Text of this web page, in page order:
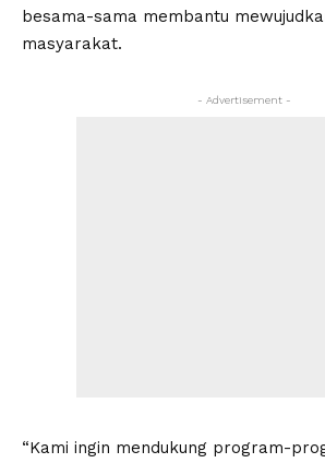
besama-sama membantu
masyarakat.
- Advertisement -
“Kami ingin mendukung program-